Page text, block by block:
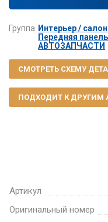
Артикул
Оригинальный номер
Группа Интерьер /
Передняя панель
АВТОЗАПЧАСТИ
СМОТРЕТЬ СХЕМУ
ПОДХОДИТ К ДРУГИМ